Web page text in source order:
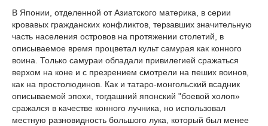
В Японии, отделенной от Азиатского материка, в серии
кровавых гражданских конфликтов, терзавших значительную
часть населения островов на протяжении столетий, в
описываемое время процветал культ самурая как конного
воина. Только самураи обладали привилегией сражаться
верхом на коне и с презрением смотрели на пеших воинов,
как на простолюдинов. Как и татаро-монгольский всадник
описываемой эпохи, тогдашний японский "боевой холоп»
сражался в качестве конного лучника, но использовал
местную разновидность большого лука, который был менее